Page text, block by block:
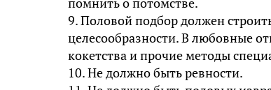
9. Половой подбор должен
целесообразности. В любовные
кокетства и прочие методы
10. Не должно быть ревности.